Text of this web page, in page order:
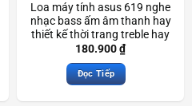
Loa máy tính asus 619 nghe
nhạc bass ấm âm thanh hay
thiết kế thời trang treble hay
Scd3830
180.900₫
Đọc Tiếp